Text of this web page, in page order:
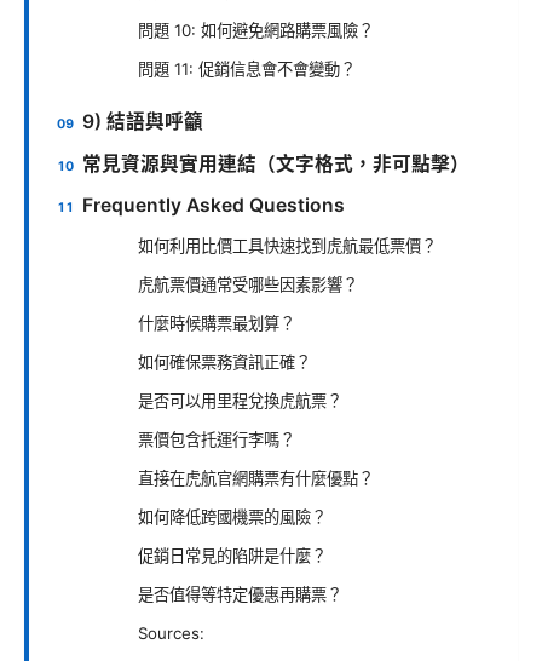
問題 10: 如何避免網路購票風險？
問題 11: 促銷信息會不會變動？
9) 結語與呼籲
常見資源與實用連結（文字格式，非可點擊）
Frequently Asked Questions
如何利用比價工具快速找到虎航最低票價？
虎航票價通常受哪些因素影響？
什麼時候購票最划算？
如何確保票務資訊正確？
是否可以用里程兌換虎航票？
票價包含托運行李嗎？
直接在虎航官網購票有什麼優點？
如何降低跨國機票的風險？
促銷日常見的陷阱是什麼？
是否值得等特定優惠再購票？
Sources: